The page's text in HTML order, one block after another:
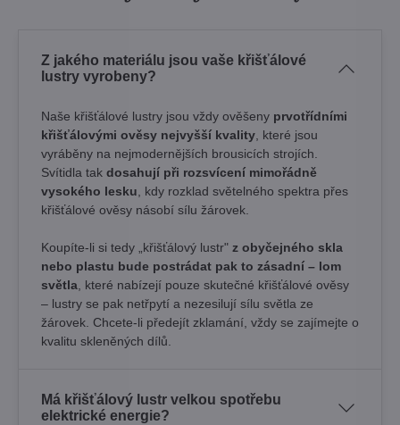
Z jakého materiálu jsou vaše křišťálové
lustry vyrobeny?
Naše křišťálové lustry jsou vždy ověšeny prvotřídními
křišťálovými ověsy nejvyšší kvality, které jsou
vyráběny na nejmodernějších brousicích strojích.
Svítidla tak dosahují při rozsvícení mimořádně
vysokého lesku, kdy rozklad světelného spektra přes
křišťálové ověsy násobí sílu žárovek. ​
Koupíte-li si tedy „křišťálový lustr" z obyčejného skla
nebo plastu bude postrádat pak to zásadní – lom
světla, které nabízejí pouze skutečné křišťálové ověsy
– lustry se pak netřpytí a nezesilují sílu světla ze
žárovek. Chcete-li předejít zklamání, vždy se zajímejte o
kvalitu skleněných dílů.
Má křišťálový lustr velkou spotřebu
elektrické energie?